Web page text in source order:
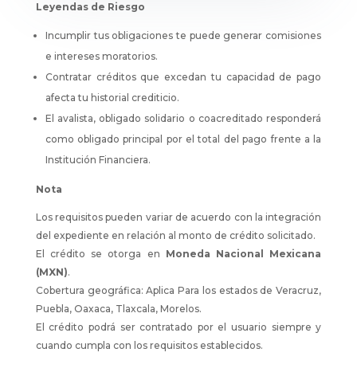
Leyendas de Riesgo
Incumplir tus obligaciones te puede generar comisiones
e intereses moratorios.
Contratar créditos que excedan tu capacidad de pago
afecta tu historial crediticio.
El avalista, obligado solidario o coacreditado responderá
como obligado principal por el total del pago frente a la
Institución Financiera.
Nota
Los requisitos pueden variar de acuerdo con la integración
del expediente en relación al monto de crédito solicitado.
El crédito se otorga en Moneda Nacional Mexicana
(MXN).
Cobertura geográfica: Aplica Para los estados de Veracruz,
Puebla, Oaxaca, Tlaxcala, Morelos.
El crédito podrá ser contratado por el usuario siempre y
cuando cumpla con los requisitos establecidos.